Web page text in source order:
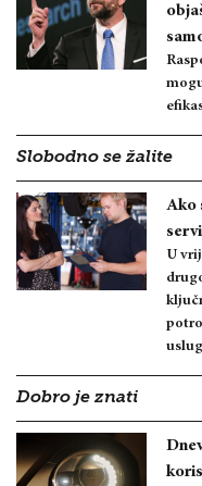
Slobodno se žalite
Ako
U
Dobro je znati